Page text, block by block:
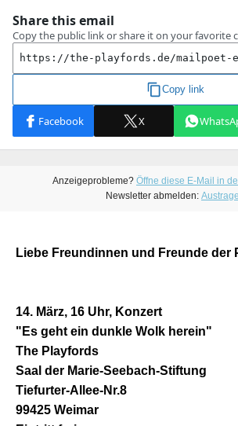
Anzeigeprobleme? Öffne diese E-Mail in
Newsletter abmelden:
Liebe Freundinnen und Freunde der
14. März, 16 Uhr, Konzert
"Es geht ein dunkle Wolk herein"
The Playfords
Saal der Marie-Seebach-Stiftung
Tiefurter-Allee-Nr.8
99425 Weimar